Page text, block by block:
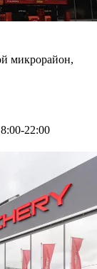
микрорайон,
22:00